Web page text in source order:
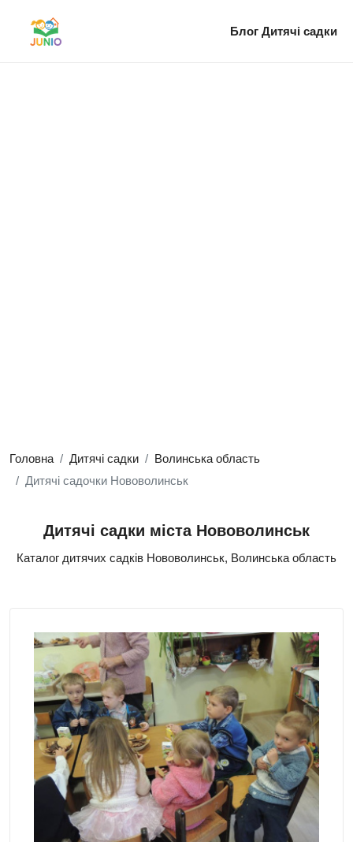
Блог Дитячі садки
Головна Дитячі садки
Волинська область
Дитячі садочки Нововолинськ
Дитячі садки міста Нововолинськ
Каталог дитячих садків Нововолинськ, Волинська область